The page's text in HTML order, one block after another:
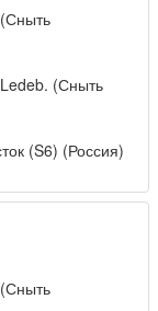
(Сныть
(S6) (Россия)